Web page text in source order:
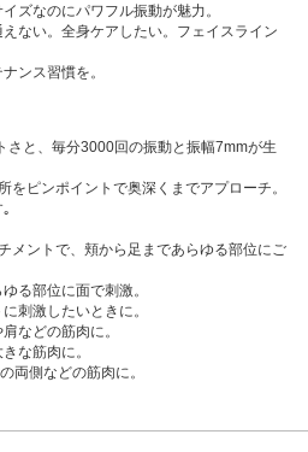
ズなのにパワフル振動が魅力。
ない。全身ケアしたい。フェイスライン
ンス習慣を。
さと、毎分3000回の振動と振幅7mmが生
をピンポイントで奥深くまでアプローチ。
メントで、頬から足まであらゆる部位にご
る部位に面で刺激。
刺激したいときに。
などの筋肉に。
な筋肉に。
両側などの筋肉に。